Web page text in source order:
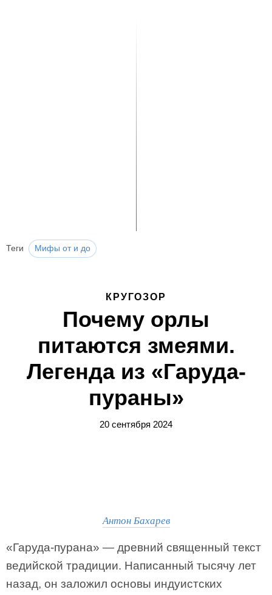
Теги Мифы от и до
КРУГОЗОР
Почему орлы
питаются змеями.
Легенда из «Гаруда-
пураны»
20 сентября 2024
Антон Бахарев
«Гаруда-пурана» — древний священный текст
ведийской традиции. Написанный тысячу лет
назад, он заложил основы индуистских